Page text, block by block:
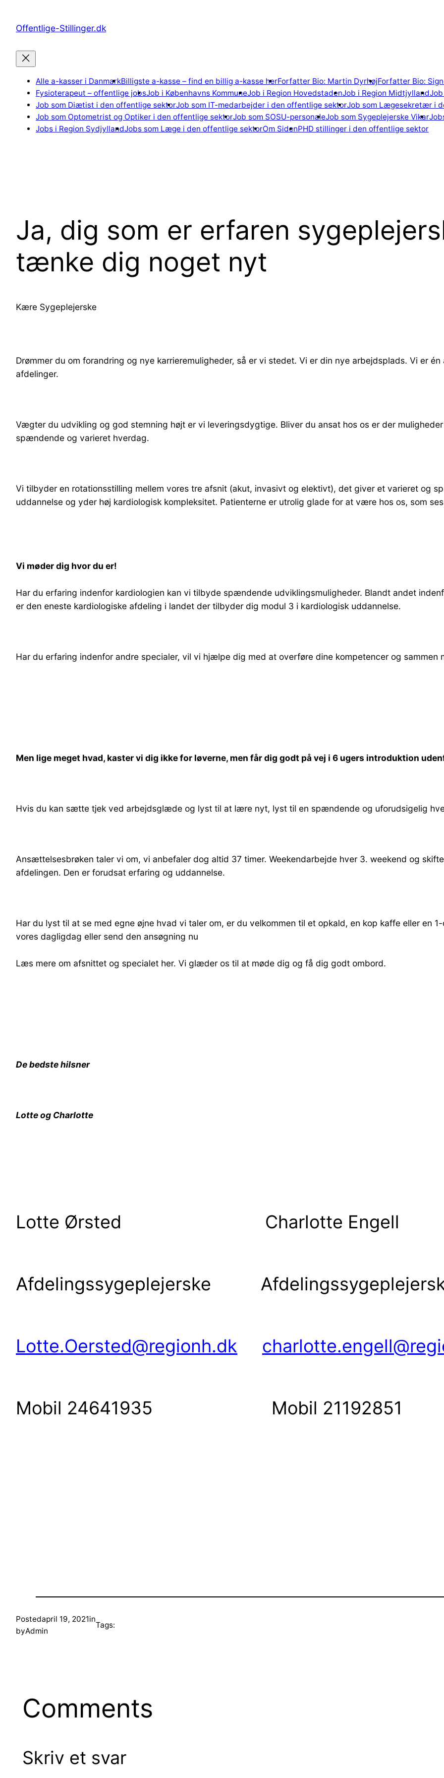
indholdOffentlige-Stillinger.dk
Alle a-kasser i DanmarkBilligste a-kasse – find en billig a-kasse herForfatter Bio: Martin DyrhøjForfatter Bio:
Fysioterapeut – offentlige jobsJob i Københavns KommuneJob i Region HovedstadenJob i Region Midtjylland
Job som Diætist i den offentlige sektorJob som IT-medarbejder i den offentlige sektorJob som Lægesekretær i
Job som Optometrist og Optiker i den offentlige sektorJob som SOSU-personaleJob som Sygeplejerske Vikar
Jobs i Region SydjyllandJobs som Læge i den offentlige sektorOm SidenPHD stillinger i den offentlige sektor
Ja, dig som er erfaren
tænke dig noget nyt
Kære Sygeplejerske
Drømmer du om forandring og nye karrieremuligheder, så er vi stedet. Vi er din nye arbejdsplads. Vi er
afdelinger.
Vægter du udvikling og god stemning højt er vi leveringsdygtige. Bliver du ansat hos os er der
spændende og varieret hverdag.
Vi tilbyder en rotationsstilling mellem vores tre afsnit (akut, invasivt og elektivt), det giver et varieret og
uddannelse og yder høj kardiologisk kompleksitet. Patienterne er utrolig glade for at være hos os, som
Vi møder dig hvor du er!
Har du erfaring indenfor kardiologien kan vi tilbyde spændende udviklingsmuligheder. Blandt andet
er den eneste kardiologiske afdeling i landet der tilbyder dig modul 3 i kardiologisk uddannelse.
Har du erfaring indenfor andre specialer, vil vi hjælpe dig med at overføre dine kompetencer og
Men lige meget hvad, kaster vi dig ikke for løverne, men får dig godt på vej i 6 ugers introduktion
Hvis du kan sætte tjek ved arbejdsglæde og lyst til at lære nyt, lyst til en spændende og uforudsigelig
Ansættelsesbrøken taler vi om, vi anbefaler dog altid 37 timer. Weekendarbejde hver 3. weekend og
afdelingen. Den er forudsat erfaring og uddannelse.
Har du lyst til at se med egne øjne hvad vi taler om, er du velkommen til et opkald, en kop kaffe eller en
vores dagligdag eller send den ansøgning nu
Læs mere om afsnittet og specialet her. Vi glæder os til at møde dig og få dig godt ombord.
De bedste hilsner
Lotte og Charlotte
Lotte Ørsted Charlotte Engell
Afdelingssygeplejerske
Lotte.Oersted@regionh.dk
Mobil 24641935 Mobil 21192851
Postedapril 19, 2021in
byAdmin
Tags:
Comments
Skriv et svar